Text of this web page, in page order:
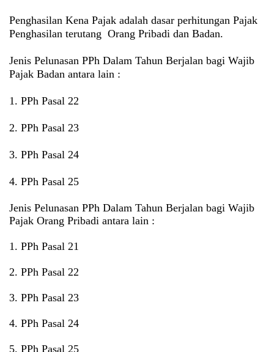
Penghasilan Kena Pajak adalah dasar perhitungan Pajak
Penghasilan terutang Orang Pribadi dan Badan.
Jenis Pelunasan PPh Dalam Tahun Berjalan bagi Wajib
Pajak Badan antara lain :
1. PPh Pasal 22
2. PPh Pasal 23
3. PPh Pasal 24
4. PPh Pasal 25
Jenis Pelunasan PPh Dalam Tahun Berjalan bagi Wajib
Pajak Orang Pribadi antara lain :
1. PPh Pasal 21
2. PPh Pasal 22
3. PPh Pasal 23
4. PPh Pasal 24
5. PPh Pasal 25